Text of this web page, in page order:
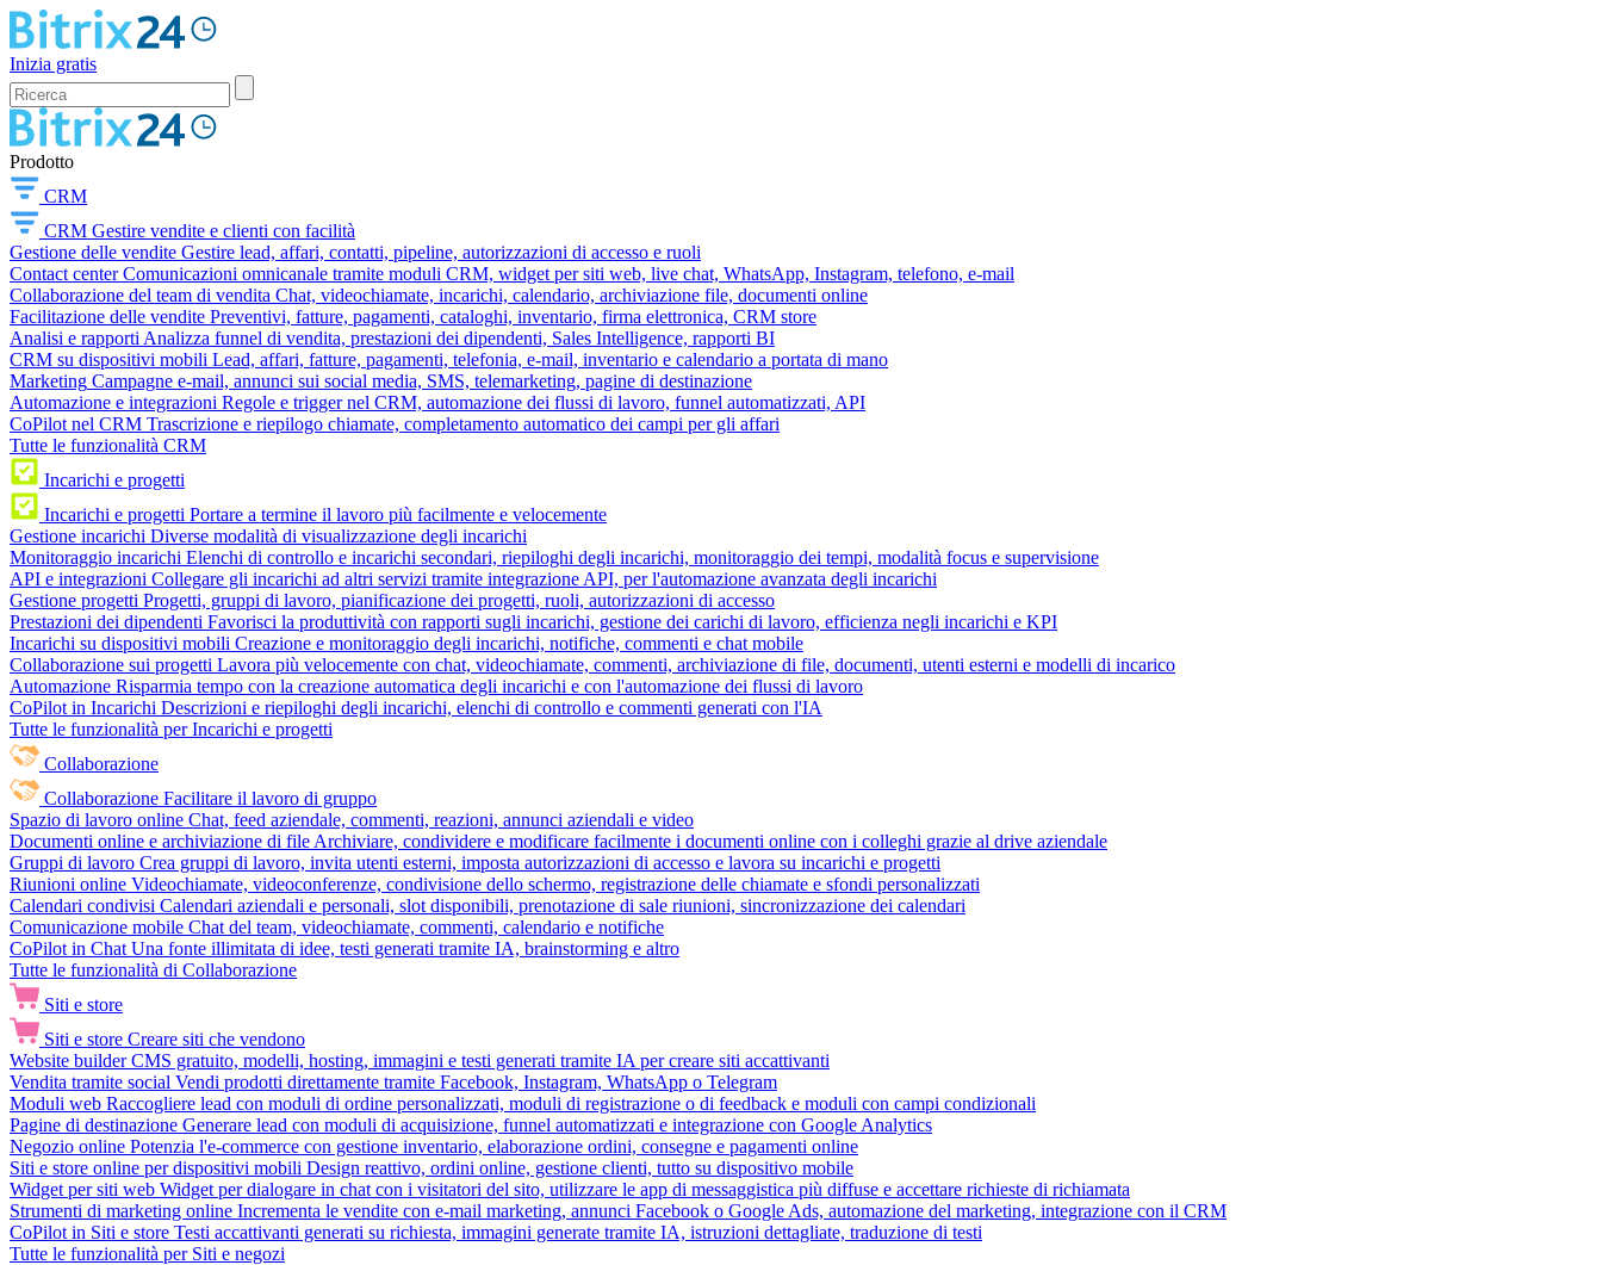
Inizia gratis
Prodotto
CRM
CRM Gestire vendite e clienti con facilità
Gestione delle vendite Gestire lead, affari, contatti, pipeline, autorizzazioni di accesso e ruoli
Contact center Comunicazioni omnicanale tramite moduli CRM, widget per siti web, live chat, WhatsApp, Instagram, telefono, e-mail
Collaborazione del team di vendita Chat, videochiamate, incarichi, calendario, archiviazione file, documenti online
Facilitazione delle vendite Preventivi, fatture, pagamenti, cataloghi, inventario, firma elettronica, CRM store
Analisi e rapporti Analizza funnel di vendita, prestazioni dei dipendenti, Sales Intelligence, rapporti BI
CRM su dispositivi mobili Lead, affari, fatture, pagamenti, telefonia, e-mail, inventario e calendario a portata di mano
Marketing Campagne e-mail, annunci sui social media, SMS, telemarketing, pagine di destinazione
Automazione e integrazioni Regole e trigger nel CRM, automazione dei flussi di lavoro, funnel automatizzati, API
CoPilot nel CRM Trascrizione e riepilogo chiamate, completamento automatico dei campi per gli affari
Tutte le funzionalità CRM
Incarichi e progetti
Incarichi e progetti Portare a termine il lavoro più facilmente e velocemente
Gestione incarichi Diverse modalità di visualizzazione degli incarichi
Monitoraggio incarichi Elenchi di controllo e incarichi secondari, riepiloghi degli incarichi, monitoraggio dei tempi, modalità focus e supervisione
API e integrazioni Collegare gli incarichi ad altri servizi tramite integrazione API, per l'automazione avanzata degli incarichi
Gestione progetti Progetti, gruppi di lavoro, pianificazione dei progetti, ruoli, autorizzazioni di accesso
Prestazioni dei dipendenti Favorisci la produttività con rapporti sugli incarichi, gestione dei carichi di lavoro, efficienza negli incarichi e KPI
Incarichi su dispositivi mobili Creazione e monitoraggio degli incarichi, notifiche, commenti e chat mobile
Collaborazione sui progetti Lavora più velocemente con chat, videochiamate, commenti, archiviazione di file, documenti, utenti esterni e modelli di incarico
Automazione Risparmia tempo con la creazione automatica degli incarichi e con l'automazione dei flussi di lavoro
CoPilot in Incarichi Descrizioni e riepiloghi degli incarichi, elenchi di controllo e commenti generati con l'IA
Tutte le funzionalità per Incarichi e progetti
Collaborazione
Collaborazione Facilitare il lavoro di gruppo
Spazio di lavoro online Chat, feed aziendale, commenti, reazioni, annunci aziendali e video
Documenti online e archiviazione di file Archiviare, condividere e modificare facilmente i documenti online con i colleghi grazie al drive aziendale
Gruppi di lavoro Crea gruppi di lavoro, invita utenti esterni, imposta autorizzazioni di accesso e lavora su incarichi e progetti
Riunioni online Videochiamate, videoconferenze, condivisione dello schermo, registrazione delle chiamate e sfondi personalizzati
Calendari condivisi Calendari aziendali e personali, slot disponibili, prenotazione di sale riunioni, sincronizzazione dei calendari
Comunicazione mobile Chat del team, videochiamate, commenti, calendario e notifiche
CoPilot in Chat Una fonte illimitata di idee, testi generati tramite IA, brainstorming e altro
Tutte le funzionalità di Collaborazione
Siti e store
Siti e store Creare siti che vendono
Website builder CMS gratuito, modelli, hosting, immagini e testi generati tramite IA per creare siti accattivanti
Vendita tramite social Vendi prodotti direttamente tramite Facebook, Instagram, WhatsApp o Telegram
Moduli web Raccogliere lead con moduli di ordine personalizzati, moduli di registrazione o di feedback e moduli con campi condizionali
Pagine di destinazione Generare lead con moduli di acquisizione, funnel automatizzati e integrazione con Google Analytics
Negozio online Potenzia l'e-commerce con gestione inventario, elaborazione ordini, consegne e pagamenti online
Siti e store online per dispositivi mobili Design reattivo, ordini online, gestione clienti, tutto su dispositivo mobile
Widget per siti web Widget per dialogare in chat con i visitatori del sito, utilizzare le app di messaggistica più diffuse e accettare richieste di richiamata
Strumenti di marketing online Incrementa le vendite con e-mail marketing, annunci Facebook o Google Ads, automazione del marketing, integrazione con il CRM
CoPilot in Siti e store Testi accattivanti generati su richiesta, immagini generate tramite IA, istruzioni dettagliate, traduzione di testi
Tutte le funzionalità per Siti e negozi